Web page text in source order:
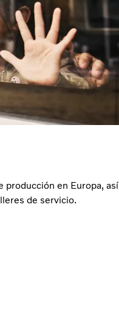
producción en Europa, así
de servicio.